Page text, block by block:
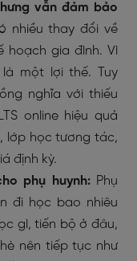
vẫn đảm bảo
nhiều thay đổi về
hoạch gia đình. Vì
một lợi thế. Tuy
nghĩa với thiếu
online hiệu quả
lớp học tương tác,
định kỳ.
phụ huynh: Phụ
đi học bao nhiêu
gì, tiến bộ ở đâu,
nên tiếp tục như